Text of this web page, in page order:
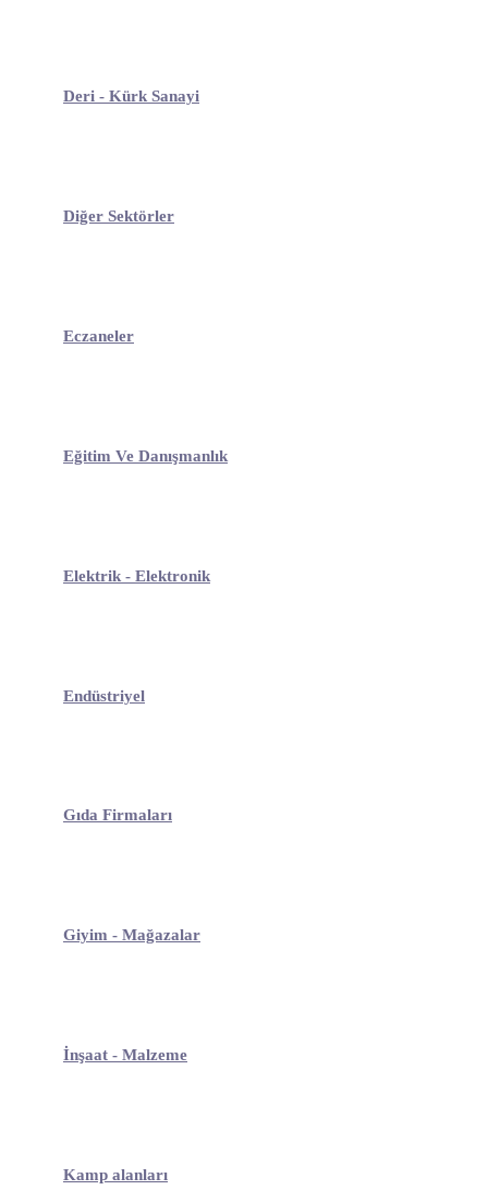
Deri - Kürk Sanayi
Diğer Sektörler
Eczaneler
Eğitim Ve Danışmanlık
Elektrik - Elektronik
Endüstriyel
Gıda Firmaları
Giyim - Mağazalar
İnşaat - Malzeme
Kamp alanları